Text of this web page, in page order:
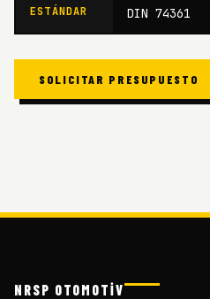
ESTÁNDAR DIN 74361
SOLICITAR PRESUPUESTO
NRSP OTOMOTİV